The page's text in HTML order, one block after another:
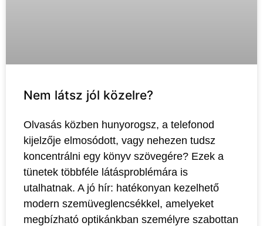
Nem látsz jól közelre?
Olvasás közben hunyorogsz, a telefonod
kijelzője elmosódott, vagy nehezen tudsz
koncentrálni egy könyv szövegére? Ezek a
tünetek többféle látásproblémára is
utalhatnak. A jó hír: hatékonyan kezelhető
modern szemüveglencsékkel, amelyeket
megbízható optikánkban személyre szabottan